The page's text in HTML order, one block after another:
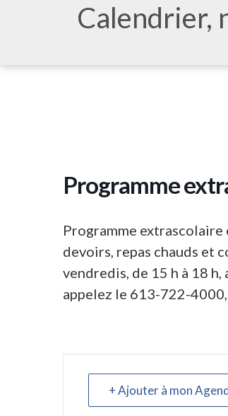
Calendrier,
Programme
Programme extrascolaire
devoirs, repas chauds et
vendredis, de 15 h à 18
appelez le 613-722-
+ Ajouter à mon